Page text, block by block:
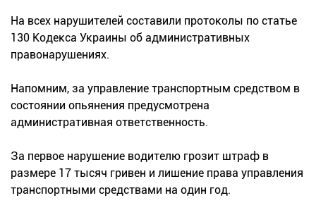
На всех нарушителей составили протоколы по статье
130 Кодекса Украины об административных
правонарушениях.
Напомним, за управление транспортным средством в
состоянии опьянения предусмотрена
административная ответственность.
За первое нарушение водителю грозит штраф в
размере 17 тысяч гривен и лишение права управления
транспортными средствами на один год.